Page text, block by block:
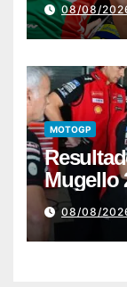
08/08/
MOTOGP
Mugello
08/08/